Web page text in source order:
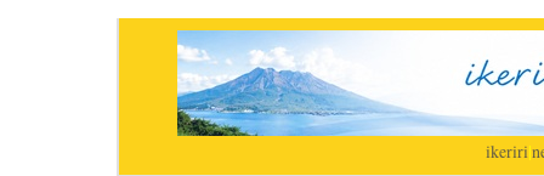
ikeriri|